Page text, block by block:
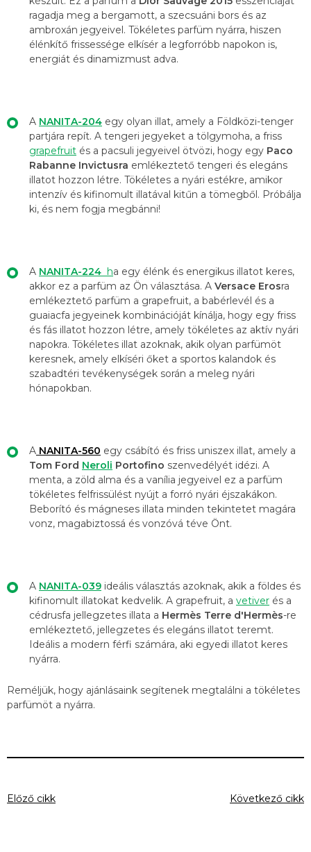
ragadja meg a bergamott, a szecsuáni bors és az
ambroxán jegyeivel. Tökéletes parfüm nyárra, hiszen
élénkítő frissessége elkísér a legforróbb napokon is,
energiát és dinamizmust adva.
A NANITA-204 egy olyan illat, amely a Földközi-tenger
partjára repít. A tengeri jegyeket a tölgymoha, a friss
grapefruit és a pacsuli jegyeivel ötvözi, hogy egy Paco
Rabanne Invictusra emlékeztető tengeri és elegáns
illatot hozzon létre. Tökéletes a nyári estékre, amikor
intenzív és kifinomult illatával kitűn a tömegből. Próbálja
ki, és nem fogja megbánni!
A NANITA-224 ha egy élénk és energikus illatot keres,
akkor ez a parfüm az Ön választása. A Versace Erosra
emlékeztető parfüm a grapefruit, a babérlevél és a
guaiacfa jegyeinek kombinációját kínálja, hogy egy friss
és fás illatot hozzon létre, amely tökéletes az aktív nyári
napokra. Tökéletes illat azoknak, akik olyan parfümöt
keresnek, amely elkíséri őket a sportos kalandok és
szabadtéri tevékenységek során a meleg nyári
hónapokban.
A NANITA-560 egy csábító és friss uniszex illat, amely a
Tom Ford Neroli Portofino szenvedélyét idézi. A
menta, a zöld alma és a vanília jegyeivel ez a parfüm
tökéletes felfrissülést nyújt a forró nyári éjszakákon.
Beborító és mágneses illata minden tekintetet magára
vonz, magabiztossá és vonzóvá téve Önt.
A NANITA-039 ideális választás azoknak, akik a földes és
kifinomult illatokat kedvelik. A grapefruit, a vetiver és a
cédrusfa jellegzetes illata a Hermès Terre d'Hermès-re
emlékeztető, jellegzetes és elegáns illatot teremt.
Ideális a modern férfi számára, aki egyedi illatot keres
nyárra.
Reméljük, hogy ajánlásaink segítenek megtalálni a tökéletes
parfümöt a nyárra.
Előző cikk Következő cikk